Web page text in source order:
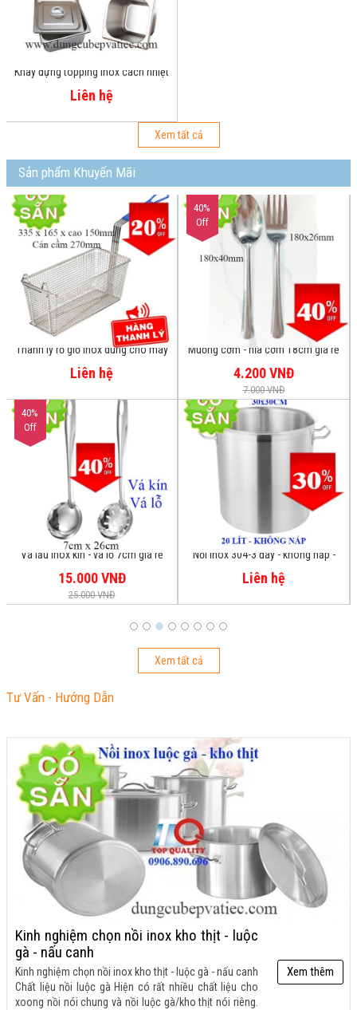
Khay đựng topping inox cách nhiệt
6 khay có nắp
Liên hệ
Xem tất cả
Sản phẩm Khuyến Mãi
Thanh lý rổ giỏ inox dùng cho máy
chiên nhúng công nghiệp
Liên hệ
40%
Off
Vá lẩu inox kín - vá lỗ 7cm giá rẻ
15.000 VNĐ
25.000 VNĐ
40%
Off
Muỗng cơm - nĩa cơm 18cm giá rẻ
4.200 VNĐ
7.000 VNĐ
Nồi inox 304-3 đáy - không nắp -
giá siêu rẻ 20-38-165 lít
Liên hệ
Xem tất cả
Tư Vấn - Hướng Dẫn
Kinh nghiệm chọn nồi inox kho thịt - luộc
gà - nấu canh
Kinh nghiệm chọn nồi inox kho thịt - luộc gà - nấu canh
Chất liệu nồi luộc gà Hiện có rất nhiều chất liệu cho
xoong nồi nói chung và nồi luộc gà/kho thịt nói riêng.
Xem thêm